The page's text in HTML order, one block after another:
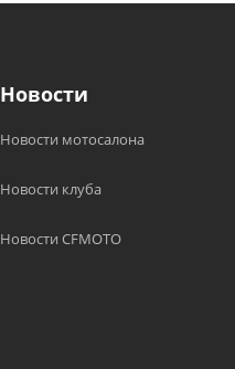
Новости
Новости мотосалона
Новости клуба
Новости CFMOTO